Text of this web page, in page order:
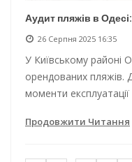
Аудит пляжів в
26 Серпня 2025 16:35
У Київському районі
орендованих пляжів.
моменти експлуатації
Продовжити Читання